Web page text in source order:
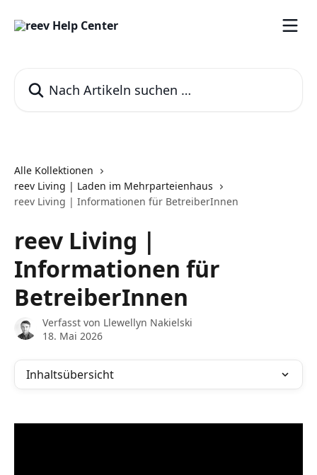
Alle Kollektionen
reev Living | Laden im Mehrparteienhaus
reev Living | Informationen für BetreiberInnen
reev Living |
Informationen für
BetreiberInnen
Verfasst von Llewellyn Nakielski
18. Mai 2026
Inhaltsübersicht